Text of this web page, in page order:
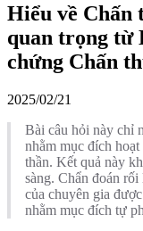
Hiểu về Chấn
quan trọng từ
chứng Chấn
2025/02/21
Bài câu hỏi này chỉ
nhằm mục đích
thần. Kết quả này
sàng. Chẩn đoán
của chuyên gia
nhằm mục đích tự